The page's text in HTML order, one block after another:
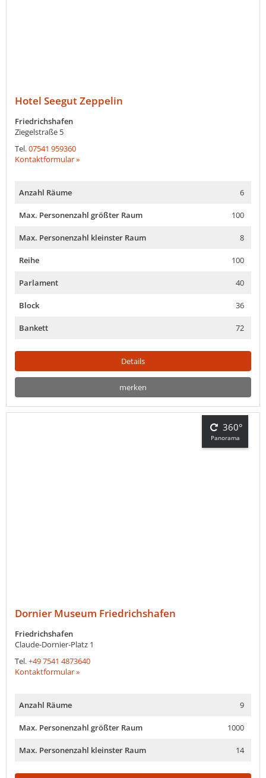
Hotel Seegut Zeppelin
Friedrichshafen
Ziegelstraße 5
Tel.07541 959360
Kontaktformular »
Anzahl Räume 6
Max. Personenzahl größter Raum 100
Max. Personenzahl kleinster Raum 8
Reihe 100
Parlament 40
Block 36
Bankett 72
Details
merken
360°
Panorama
Dornier Museum Friedrichshafen
Friedrichshafen
Claude-Dornier-Platz 1
Tel.+49 7541 4873640
Kontaktformular »
Anzahl Räume 9
Max. Personenzahl größter Raum 1000
Max. Personenzahl kleinster Raum 14